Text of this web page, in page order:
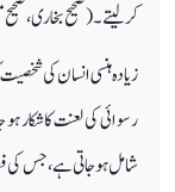
کرلیتے ۔ (صحيح بخاری،
زیادہ ہنسی انسان کی
رسوائی کی لعنت کا شکار
شامل ہو جاتی ہے، جس